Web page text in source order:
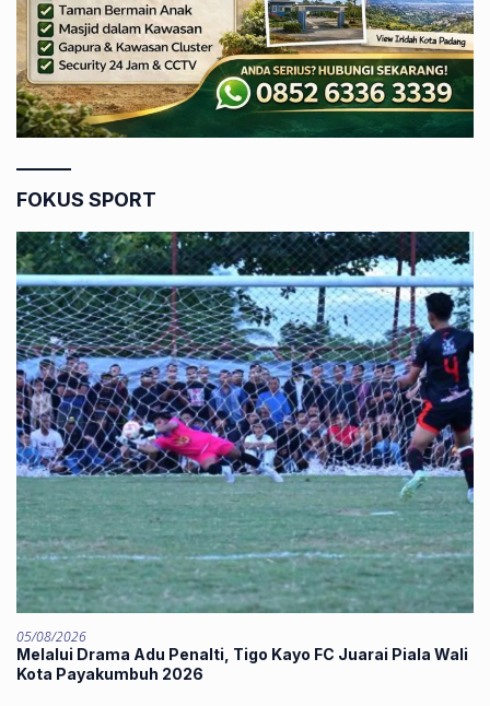
FOKUS SPORT
05/08/2026
Melalui Drama Adu Penalti, Tigo Kayo FC Juarai Piala Wali
Kota Payakumbuh 2026